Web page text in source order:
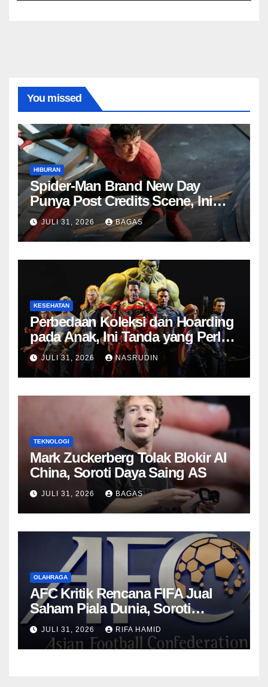
You missed
HIBURAN
Spider-Man Brand New Day
Punya Post Credits Scene, Ini
Fungsinya di MCU
JULI 31, 2026 BAGAS
KESEHATAN
Perbedaan Koleksi dan Hoarding
pada Anak, Ini Tanda yang Perlu
Diwaspadai
JULI 31, 2026 NASRUDIN
TEKNOLOGI
Mark Zuckerberg Tolak Blokir AI
China, Soroti Daya Saing AS
JULI 31, 2026 BAGAS
OLAHRAGA
AFC Kritik Rencana FIFA Jual
Saham Piala Dunia, Soroti
Transparansi
JULI 31, 2026 RIFA HAMID